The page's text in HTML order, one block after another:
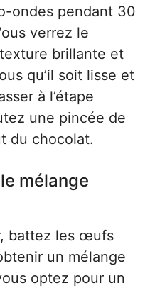
ondes pendant 30
verrez le
brillante et
qu’il soit lisse et
à l’étape
une pincée de
du chocolat.
mélange
battez les œufs
un mélange
optez pour un